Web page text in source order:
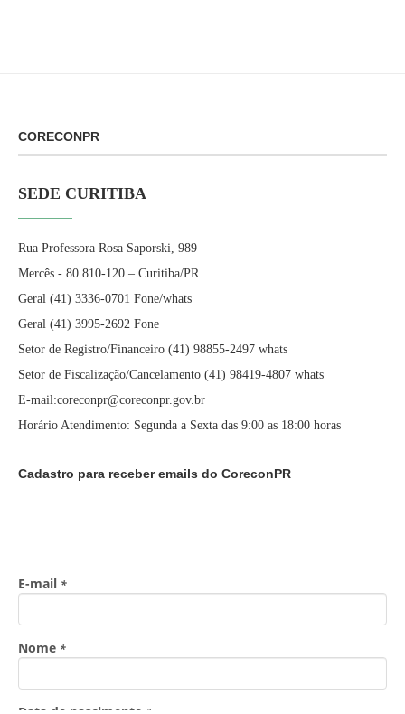
CORECONPR
SEDE CURITIBA
Rua Professora Rosa Saporski, 989
Mercês - 80.810-120 – Curitiba/PR
Geral (41) 3336-0701 Fone/whats
Geral (41) 3995-2692 Fone
Setor de Registro/Financeiro (41) 98855-2497 whats
Setor de Fiscalização/Cancelamento (41) 98419-4807 whats
E-mail:coreconpr@coreconpr.gov.br
Horário Atendimento: Segunda a Sexta das 9:00 as 18:00 horas
Cadastro para receber emails do CoreconPR